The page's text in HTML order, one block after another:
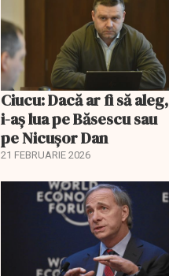
Ciucu: Dacă ar fi să aleg,
i-aș lua pe Băsescu sau
pe Nicușor Dan
21 FEBRUARIE 2026